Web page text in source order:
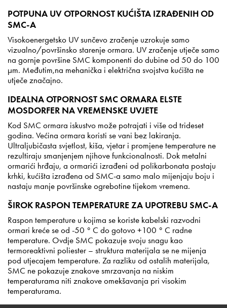
POTPUNA UV OTPORNOST KUĆIŠTA IZRAĐENIH OD
SMC-A
Visokoenergetsko UV sunčevo zračenje uzrokuje samo
vizualno/površinsko starenje ormara. UV zračenje utječe samo
na gornje površine SMC komponenti do dubine od 50 do 100
µm. Međutim,na mehanička i električna svojstva kućišta ne
utječe značajno.
IDEALNA OTPORNOST SMC ORMARA ELSTE
MOSDORFER NA VREMENSKE UVJETE
Kod SMC ormara iskustvo može potrajati i više od trideset
godina. Većina ormara koristi se vani bez lakiranja.
Ultraljubičasta svjetlost, kiša, vjetar i promjene temperature ne
rezultiraju smanjenjem njihove funkcionalnosti. Dok metalni
ormarići hrđaju, a ormarići izrađeni od polikarbonata postaju
krhki, kućišta izrađena od SMC-a samo malo mijenjaju boju i
nastaju manje površinske ogrebotine tijekom vremena.
ŠIROK RASPON TEMPERATURE ZA UPOTREBU SMC-A
Raspon temperature u kojima se koriste kabelski razvodni
ormari kreće se od -50 ° C do gotovo +100 ° C radne
temperature. Ovdje SMC pokazuje svoju snagu kao
termoreaktivni poliester – struktura materijala se ne mijenja
pod utjecajem temperature. Za razliku od ostalih materijala,
SMC ne pokazuje znakove smrzavanja na niskim
temperaturama niti znakove omekšavanja pri visokim
temperaturama.